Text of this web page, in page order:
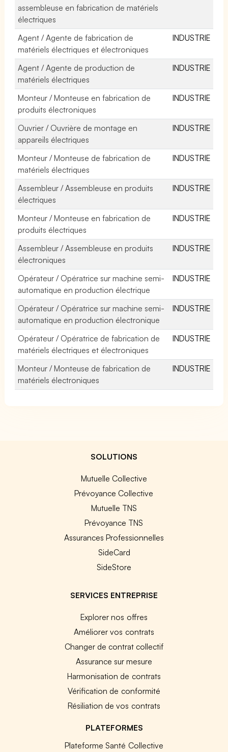
assembleuse en fabrication de matériels
électriques
Agent / Agente de fabrication de
matériels électriques et électroniques
INDUSTRIE
Agent / Agente de production de
matériels électriques
INDUSTRIE
Monteur / Monteuse en fabrication de
produits électroniques
INDUSTRIE
Ouvrier / Ouvrière de montage en
appareils électriques
INDUSTRIE
Monteur / Monteuse de fabrication de
matériels électriques
INDUSTRIE
Assembleur / Assembleuse en produits
électriques
INDUSTRIE
Monteur / Monteuse en fabrication de
produits électriques
INDUSTRIE
Assembleur / Assembleuse en produits
électroniques
INDUSTRIE
Opérateur / Opératrice sur machine semi-
automatique en production électrique
INDUSTRIE
Opérateur / Opératrice sur machine semi-
automatique en production électronique
INDUSTRIE
Opérateur / Opératrice de fabrication de
matériels électriques et électroniques
INDUSTRIE
Monteur / Monteuse de fabrication de
matériels électroniques
INDUSTRIE
SOLUTIONS
Mutuelle Collective
Prévoyance Collective
Mutuelle TNS
Prévoyance TNS
Assurances Professionnelles
SideCard
SideStore
SERVICES ENTREPRISE
Explorer nos offres
Améliorer vos contrats
Changer de contrat collectif
Assurance sur mesure
Harmonisation de contrats
Vérification de conformité
Résiliation de vos contrats
PLATEFORMES
Plateforme Santé Collective